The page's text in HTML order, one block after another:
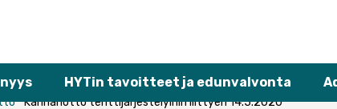
HYTin tavoitteet ja edunvalvonta
Kannanotto tenttijärjestelyihin liittyen 14.5.2020